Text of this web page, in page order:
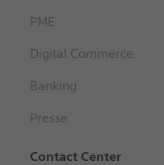
PME
Digital Commerce
Banking
Presse
Contact Center